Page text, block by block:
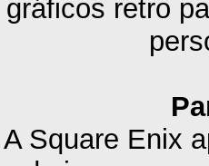
gráficos retro
A Square Enix